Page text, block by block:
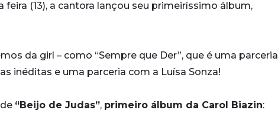
(13), a cantora lançou seu primeiríssimo álbum,
da girl – como “Sempre que Der”, que é uma parceria
inéditas e uma parceria com a Luísa Sonza!
“Beijo de Judas”, primeiro álbum da Carol Biazin: